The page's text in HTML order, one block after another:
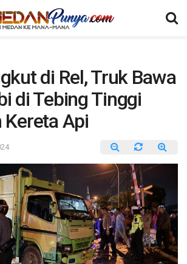
di Rel, Truk Bawa
di Tebing Tinggi
Api